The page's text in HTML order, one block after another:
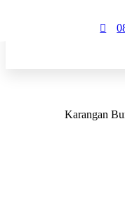
Karangan